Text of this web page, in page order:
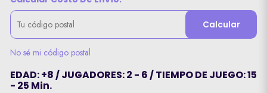
Calcular
No sé mi código postal
EDAD: +8 / JUGADORES: 2 - 6 / TIEMPO DE JUEGO: 15
- 25 Min.